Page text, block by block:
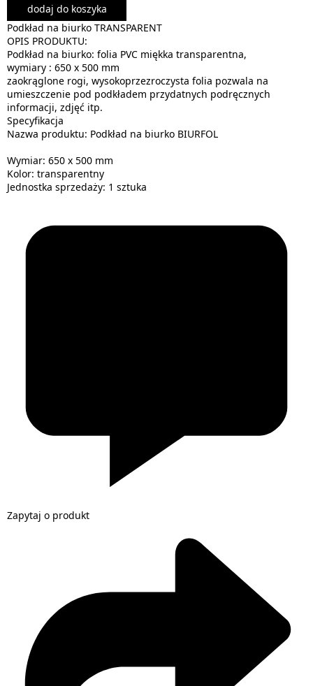
dodaj do koszyka
Podkład na biurko TRANSPARENT
OPIS PRODUKTU:
Podkład na biurko: folia PVC miękka transparentna,
wymiary : 650 x 500 mm
zaokrąglone rogi, wysokoprzezroczysta folia pozwala na
umieszczenie pod podkładem przydatnych podręcznych
informacji, zdjęć itp.
Specyfikacja
Nazwa produktu: Podkład na biurko BIURFOL
Wymiar: 650 x 500 mm
Kolor: transparentny
Jednostka sprzedaży: 1 sztuka
Zapytaj o produkt